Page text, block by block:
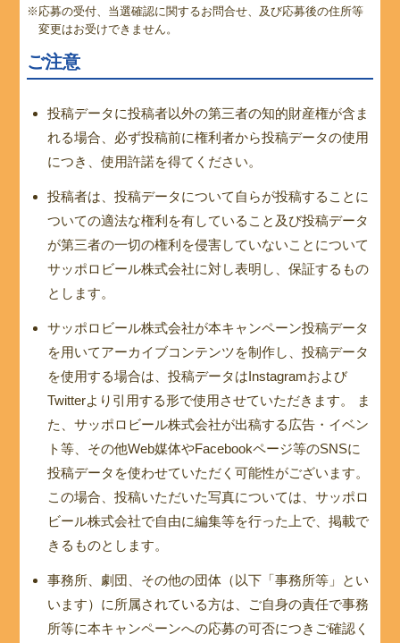
※応募の受付、当選確認に関するお問合せ、及び応募後の住所等
変更はお受けできません。
ご注意
投稿データに投稿者以外の第三者の知的財産権が含ま
れる場合、必ず投稿前に権利者から投稿データの使用
につき、使用許諾を得てください。
投稿者は、投稿データについて自らが投稿することに
ついての適法な権利を有していること及び投稿データ
が第三者の一切の権利を侵害していないことについて
サッポロビール株式会社に対し表明し、保証するもの
とします。
サッポロビール株式会社が本キャンペーン投稿データ
を用いてアーカイブコンテンツを制作し、投稿データ
を使用する場合は、投稿データはInstagramおよび
Twitterより引用する形で使用させていただきます。 ま
た、サッポロビール株式会社が出稿する広告・イベン
ト等、その他Web媒体やFacebookページ等のSNSに
投稿データを使わせていただく可能性がございます。
この場合、投稿いただいた写真については、サッポロ
ビール株式会社で自由に編集等を行った上で、掲載で
きるものとします。
事務所、劇団、その他の団体（以下「事務所等」とい
います）に所属されている方は、ご自身の責任で事務
所等に本キャンペーンへの応募の可否につきご確認く